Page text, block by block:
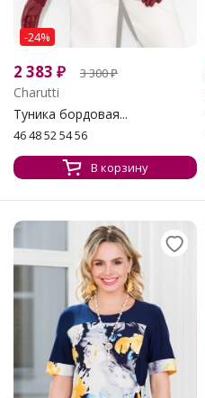
-24%
2 383 ₽ 3 300₽
Charutti
Туника бордовая...
46 48 52 54 56
В корзину